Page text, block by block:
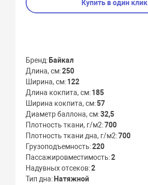
Купить в один клик
Бренд Байкал
Длина, см 250
Ширина, см 122
Длина кокпита, см 185
Ширина кокпита, см 57
Диаметр баллона, см 32,5
Плотность ткани, г/м2 700
Плотность ткани дна, г/м2 700
Грузоподъемность 220
Пассажировместимость 2
Надувных отсеков 2
Тип дна Натяжной